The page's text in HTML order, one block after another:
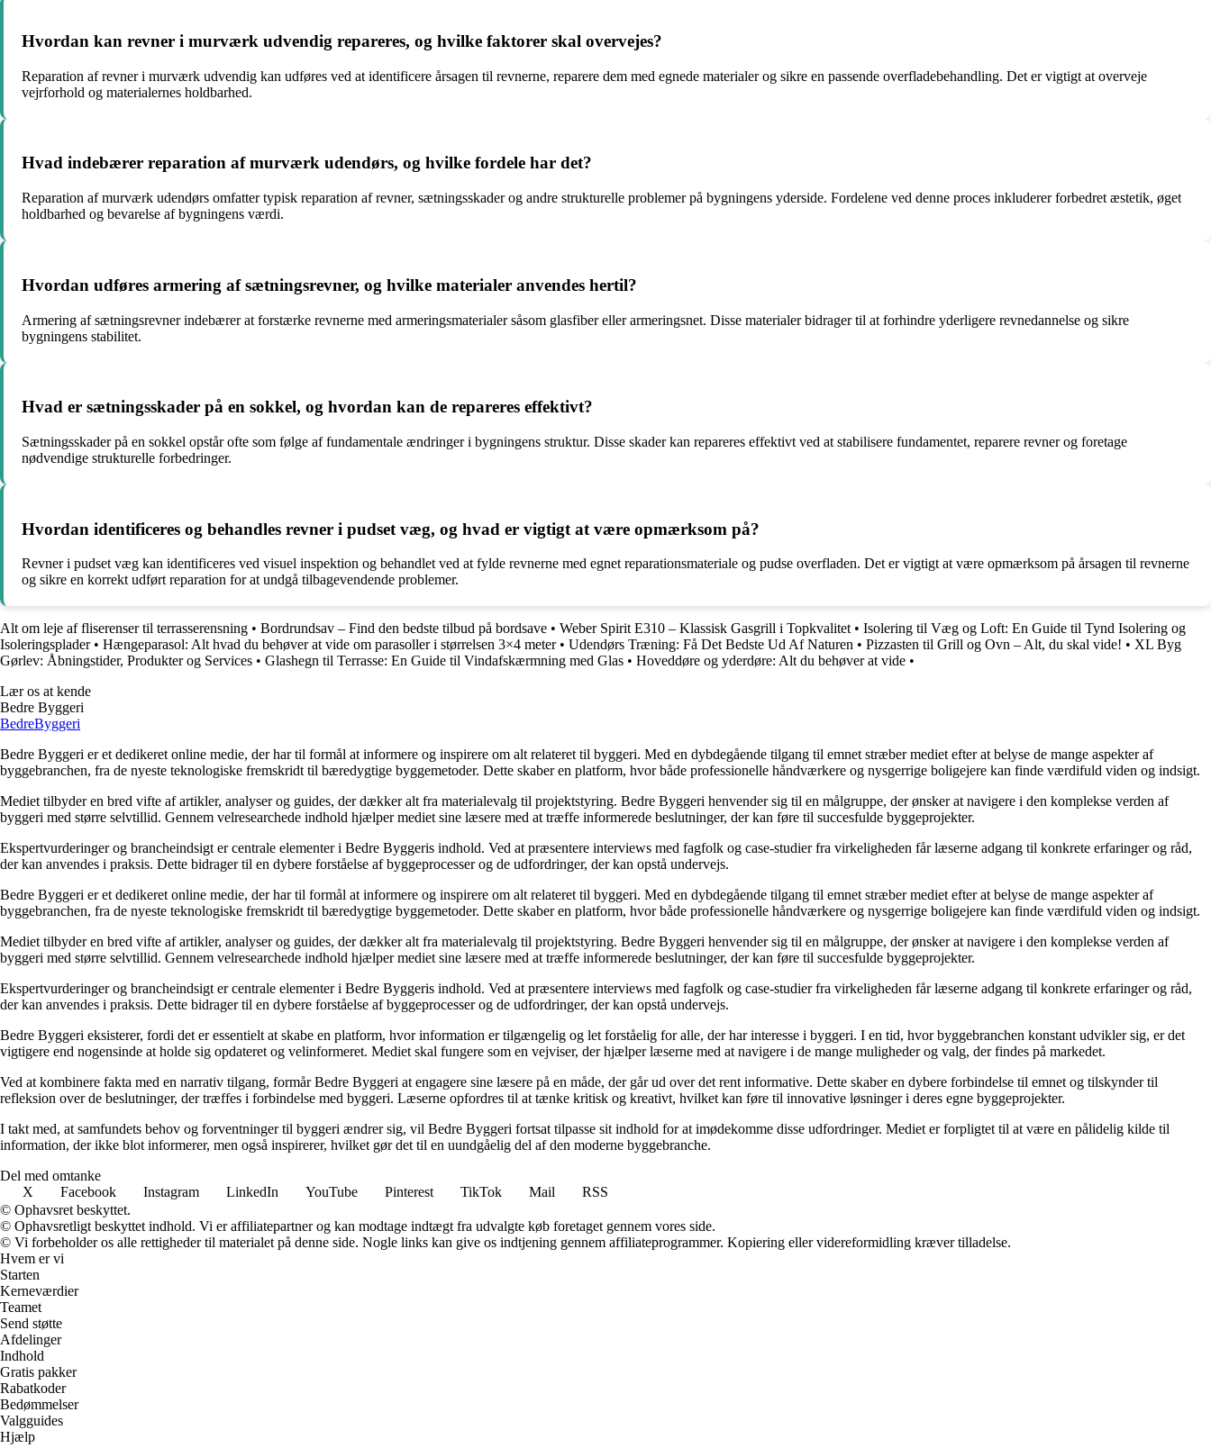
Hvordan kan revner i murværk udvendig repareres, og hvilke faktorer skal overvejes?
Reparation af revner i murværk udvendig kan udføres ved at identificere årsagen til revnerne, reparere dem med egnede materialer og sikre en passende overfladebehandling. Det er vigtigt at overveje
vejrforhold og materialernes holdbarhed.
Hvad indebærer reparation af murværk udendørs, og hvilke fordele har det?
Reparation af murværk udendørs omfatter typisk reparation af revner, sætningsskader og andre strukturelle problemer på bygningens yderside. Fordelene ved denne proces inkluderer forbedret æstetik, øget
holdbarhed og bevarelse af bygningens værdi.
Hvordan udføres armering af sætningsrevner, og hvilke materialer anvendes hertil?
Armering af sætningsrevner indebærer at forstærke revnerne med armeringsmaterialer såsom glasfiber eller armeringsnet. Disse materialer bidrager til at forhindre yderligere revnedannelse og sikre
bygningens stabilitet.
Hvad er sætningsskader på en sokkel, og hvordan kan de repareres effektivt?
Sætningsskader på en sokkel opstår ofte som følge af fundamentale ændringer i bygningens struktur. Disse skader kan repareres effektivt ved at stabilisere fundamentet, reparere revner og foretage
nødvendige strukturelle forbedringer.
Hvordan identificeres og behandles revner i pudset væg, og hvad er vigtigt at være opmærksom på?
Revner i pudset væg kan identificeres ved visuel inspektion og behandlet ved at fylde revnerne med egnet reparationsmateriale og pudse overfladen. Det er vigtigt at være opmærksom på årsagen til revnerne
og sikre en korrekt udført reparation for at undgå tilbagevendende problemer.
Alt om leje af fliserenser til terrasserensning • Bordrundsav – Find den bedste tilbud på bordsave • Weber Spirit E310 – Klassisk Gasgrill i Topkvalitet • Isolering til Væg og Loft: En Guide til Tynd Isolering og
Isoleringsplader• Hængeparasol: Alt hvad du behøver at vide om parasoller i størrelsen 3×4 meter• Udendørs Træning: Få Det Bedste Ud Af Naturen • Pizzasten til Grill og Ovn – Alt, du skal vide! • XL Byg
Gørlev: Åbningstider, Produkter og Services • Glashegn til Terrasse: En Guide til Vindafskærmning med Glas • Hoveddøre og yderdøre: Alt du behøver at vide •
Lær os at kende
Bedre Byggeri
BedreByggeri
Bedre Byggeri er et dedikeret online medie, der har til formål at informere og inspirere om alt relateret til byggeri. Med en dybdegående tilgang til emnet stræber mediet efter at belyse de mange aspekter af
byggebranchen, fra de nyeste teknologiske fremskridt til bæredygtige byggemetoder. Dette skaber en platform, hvor både professionelle håndværkere og nysgerrige boligejere kan finde værdifuld viden og indsigt.
Mediet tilbyder en bred vifte af artikler, analyser og guides, der dækker alt fra materialevalg til projektstyring. Bedre Byggeri henvender sig til en målgruppe, der ønsker at navigere i den komplekse verden af
byggeri med større selvtillid. Gennem velresearchede indhold hjælper mediet sine læsere med at træffe informerede beslutninger, der kan føre til succesfulde byggeprojekter.
Ekspertvurderinger og brancheindsigt er centrale elementer i Bedre Byggeris indhold. Ved at præsentere interviews med fagfolk og case-studier fra virkeligheden får læserne adgang til konkrete erfaringer og råd,
der kan anvendes i praksis. Dette bidrager til en dybere forståelse af byggeprocesser og de udfordringer, der kan opstå undervejs.
Bedre Byggeri er et dedikeret online medie, der har til formål at informere og inspirere om alt relateret til byggeri. Med en dybdegående tilgang til emnet stræber mediet efter at belyse de mange aspekter af
byggebranchen, fra de nyeste teknologiske fremskridt til bæredygtige byggemetoder. Dette skaber en platform, hvor både professionelle håndværkere og nysgerrige boligejere kan finde værdifuld viden og indsigt.
Mediet tilbyder en bred vifte af artikler, analyser og guides, der dækker alt fra materialevalg til projektstyring. Bedre Byggeri henvender sig til en målgruppe, der ønsker at navigere i den komplekse verden af
byggeri med større selvtillid. Gennem velresearchede indhold hjælper mediet sine læsere med at træffe informerede beslutninger, der kan føre til succesfulde byggeprojekter.
Ekspertvurderinger og brancheindsigt er centrale elementer i Bedre Byggeris indhold. Ved at præsentere interviews med fagfolk og case-studier fra virkeligheden får læserne adgang til konkrete erfaringer og råd,
der kan anvendes i praksis. Dette bidrager til en dybere forståelse af byggeprocesser og de udfordringer, der kan opstå undervejs.
Bedre Byggeri eksisterer, fordi det er essentielt at skabe en platform, hvor information er tilgængelig og let forståelig for alle, der har interesse i byggeri. I en tid, hvor byggebranchen konstant udvikler sig, er det
vigtigere end nogensinde at holde sig opdateret og velinformeret. Mediet skal fungere som en vejviser, der hjælper læserne med at navigere i de mange muligheder og valg, der findes på markedet.
Ved at kombinere fakta med en narrativ tilgang, formår Bedre Byggeri at engagere sine læsere på en måde, der går ud over det rent informative. Dette skaber en dybere forbindelse til emnet og tilskynder til
refleksion over de beslutninger, der træffes i forbindelse med byggeri. Læserne opfordres til at tænke kritisk og kreativt, hvilket kan føre til innovative løsninger i deres egne byggeprojekter.
I takt med, at samfundets behov og forventninger til byggeri ændrer sig, vil Bedre Byggeri fortsat tilpasse sit indhold for at imødekomme disse udfordringer. Mediet er forpligtet til at være en pålidelig kilde til
information, der ikke blot informerer, men også inspirerer, hvilket gør det til en uundgåelig del af den moderne byggebranche.
Del med omtanke
X
Facebook Instagram LinkedIn YouTube Pinterest TikTok Mail
RSS
© Ophavsret beskyttet.
© Ophavsretligt beskyttet indhold. Vi er affiliatepartner og kan modtage indtægt fra udvalgte køb foretaget gennem vores side.
© Vi forbeholder os alle rettigheder til materialet på denne side. Nogle links kan give os indtjening gennem affiliateprogrammer. Kopiering eller videreformidling kræver tilladelse.
Hvem er vi
Starten
Kerneværdier
Teamet
Send støtte
Afdelinger
Indhold
Gratis pakker
Rabatkoder
Bedømmelser
Valgguides
Hjælp